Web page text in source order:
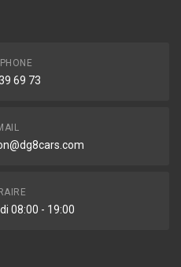
69 73
08:00 - 19:00